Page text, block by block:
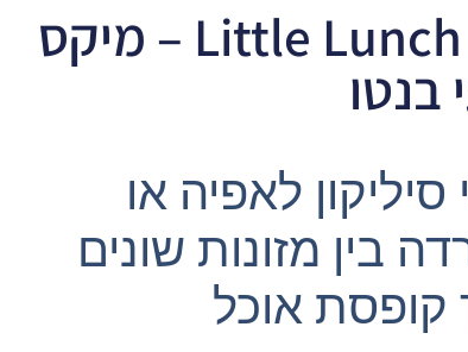
Little Lunch Box – מיקס
בנטו
סיליקון לאפיה או
בין מזונות שונים
קופסת אוכל